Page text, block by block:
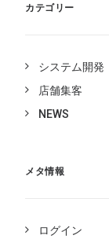
カテゴリー
システム開発
店舗集客
NEWS
メタ情報
ログイン